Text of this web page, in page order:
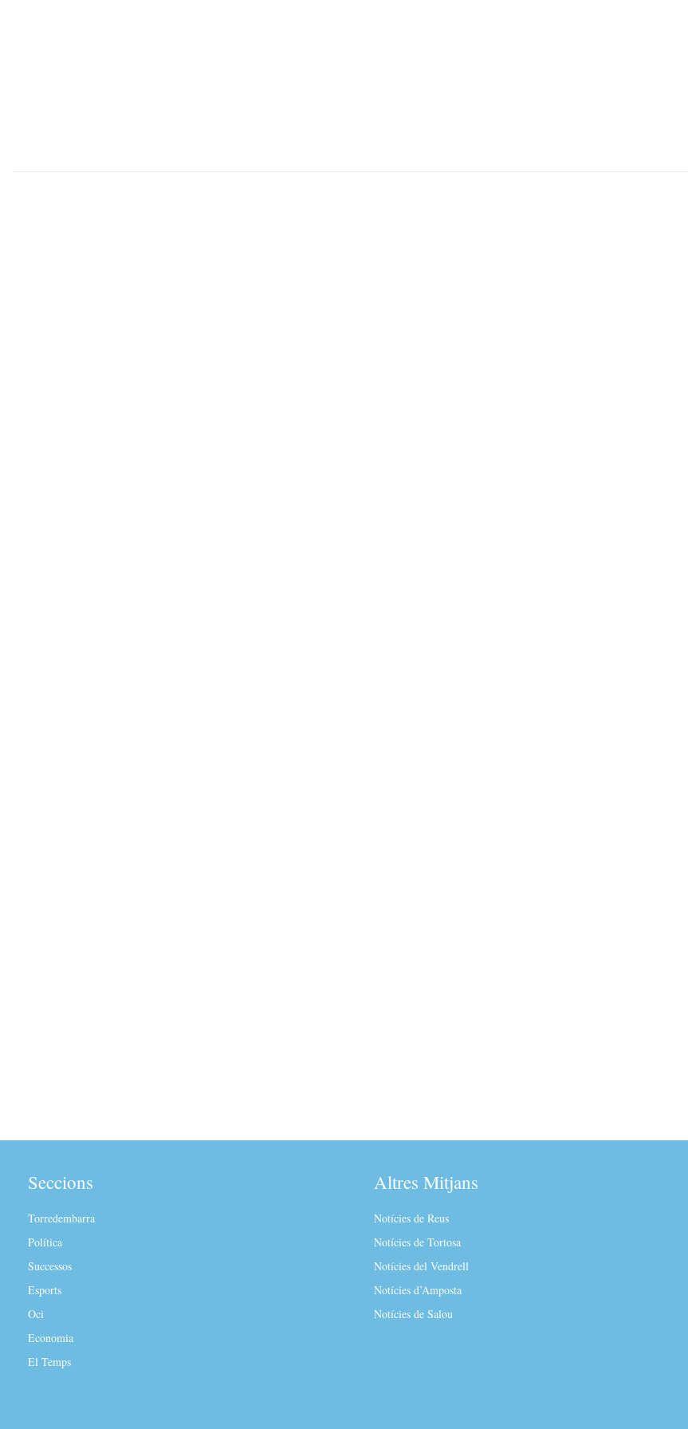
Seccions
Torredembarra
Política
Successos
Esports
Oci
Economia
El Temps
Altres Mitjans
Notícies de Reus
Notícies de Tortosa
Notícies del Vendrell
Notícies d’Amposta
Notícies de Salou